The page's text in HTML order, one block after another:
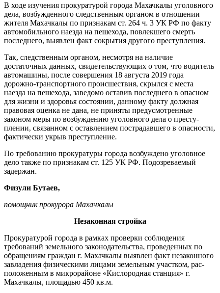
В ходе изучения прокуратурой города Махачкалы уголовного
дела, возбужденного следствен­ным органом в отношении
жите­ля Махачкалы по признакам ст. 264 ч. 3 УК РФ по факту
автомо­бильного наезда на пешехода, повлекшего смерть
последнего, выявлен факт сокрытия другого преступления.
Так, следственным органом, не­смотря на наличие
достаточных данных, свидетельствующих о том, что водитель
автомашины, после совершения 18 августа 2019 года
дорожно-транспортного проис­шествия, скрылся с места
наезда на пешехода, заведомо оставив последнего в опасном
для жизни и здоровья состоянии, данному факту должная
правовая оценка не дана, не приняты предусмо­тренные
законом меры по возбуж­дению уголовного дела о престу­
плении, связанном с оставлением пострадавшего в опасности,
фак­тически укрыв преступление.
По требованию прокуратуры города возбуждено уголовное
дело также по признакам ст. 125 УК РФ. Подозреваемый
задержан.
Физули Бутаев,
помощник прокурора Махачкалы
Незаконная стройка
Прокуратурой города в рамках проверки соблюдения
требований земельного законодательства, про­веденных по
обращениям граждан г. Махачкалы выявлен факт неза­конного
завладения физическими лицами земельным участком, рас­
положенным в микрорайоне «Кис­лородная станция» г.
Махачкалы, площадью 450 кв.м.